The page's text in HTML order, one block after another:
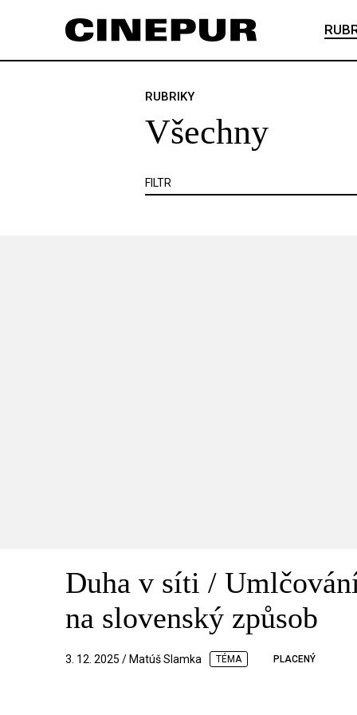
RUBRIKY
Všechny
FILTR
Článek je zadarmo
KNIHA KRITIKA
Duha v síti /
na slovenský způsob
3. 12. 2025 / Matúš Slamka TÉMA PLACENÝ